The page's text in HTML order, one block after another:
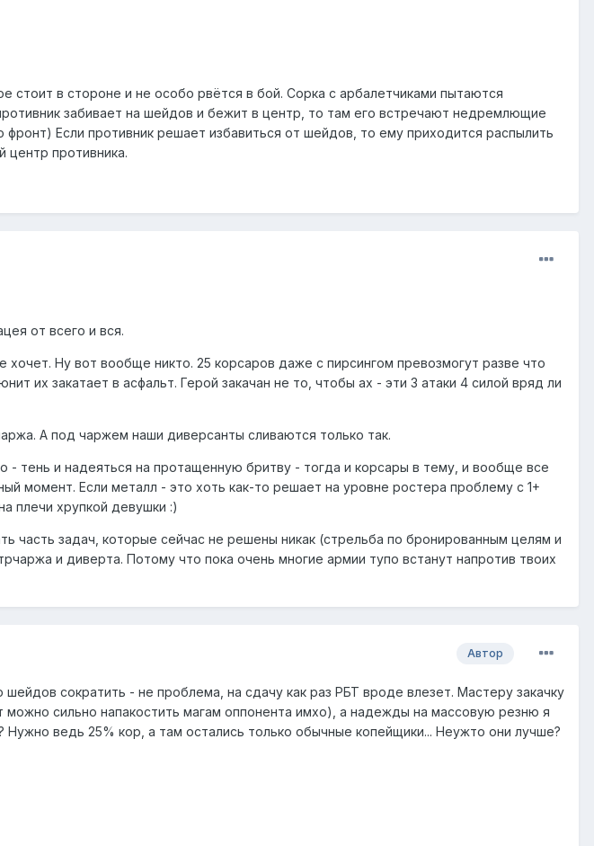
стоит в стороне и не особо рвётся в бой. Сорка с арбалетчиками пытаются
забивает на шейдов и бежит в центр, то там его встречают недремлющие
Если противник решает избавиться от шейдов, то ему приходится распылить
центр противника.
от всего и вся.
Ну вот вообще никто. 25 корсаров даже с пирсингом превозмогут разве что
их закатает в асфальт. Герой закачан не то, чтобы ах - эти 3 атаки 4 силой вряд ли
А под чаржем наши диверсанты сливаются только так.
- тень и надеяться на протащенную бритву - тогда и корсары в тему, и вообще все
момент. Если металл - это хоть как-то решает на уровне ростера проблему с 1+
плечи хрупкой девушки :)
часть задач, которые сейчас не решены никак (стрельба по бронированным целям и
и диверта. Потому что пока очень многие армии тупо встанут напротив твоих
Автор
сократить - не проблема, на сдачу как раз РБТ вроде влезет. Мастеру закачку
можно сильно напакостить магам оппонента имхо), а надежды на массовую резню я
ведь 25% кор, а там остались только обычные копейщики... Неужто они лучше?